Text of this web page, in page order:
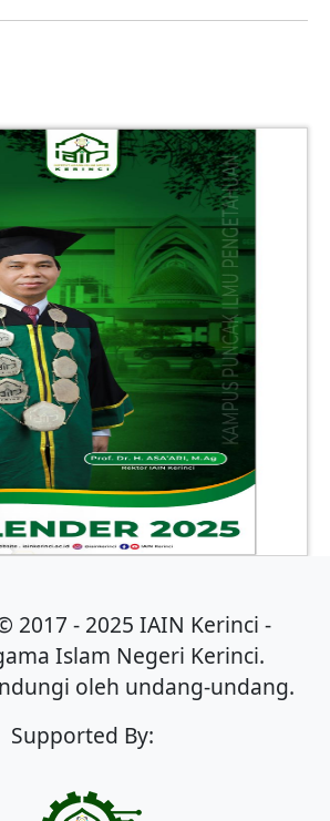
menu
2017 - 2025 IAIN Kerinci -
Islam Negeri Kerinci.
oleh undang-undang.
Supported By: